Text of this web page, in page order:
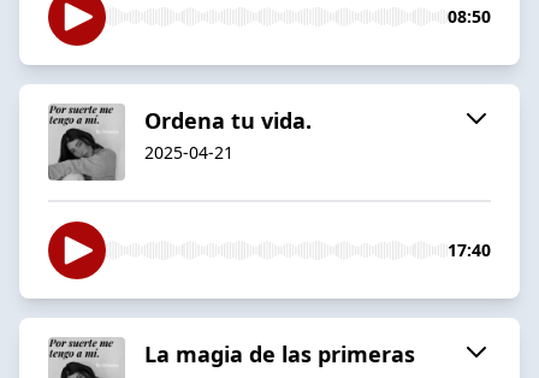
08:50
Ordena tu vida.
2025-04-21
17:40
La magia de las primeras